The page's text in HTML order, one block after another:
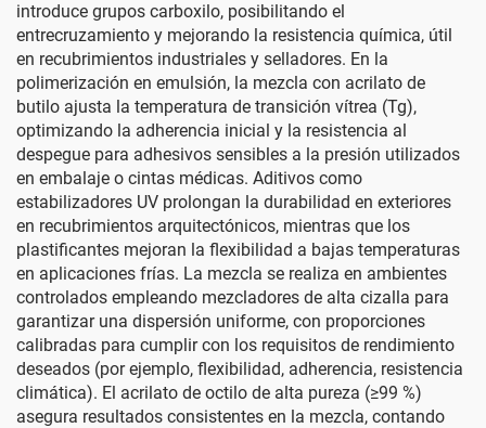
introduce grupos carboxilo, posibilitando el
entrecruzamiento y mejorando la resistencia química, útil
en recubrimientos industriales y selladores. En la
polimerización en emulsión, la mezcla con acrilato de
butilo ajusta la temperatura de transición vítrea (Tg),
optimizando la adherencia inicial y la resistencia al
despegue para adhesivos sensibles a la presión utilizados
en embalaje o cintas médicas. Aditivos como
estabilizadores UV prolongan la durabilidad en exteriores
en recubrimientos arquitectónicos, mientras que los
plastificantes mejoran la flexibilidad a bajas temperaturas
en aplicaciones frías. La mezcla se realiza en ambientes
controlados empleando mezcladores de alta cizalla para
garantizar una dispersión uniforme, con proporciones
calibradas para cumplir con los requisitos de rendimiento
deseados (por ejemplo, flexibilidad, adherencia, resistencia
climática). El acrilato de octilo de alta pureza (≥99 %)
asegura resultados consistentes en la mezcla, contando